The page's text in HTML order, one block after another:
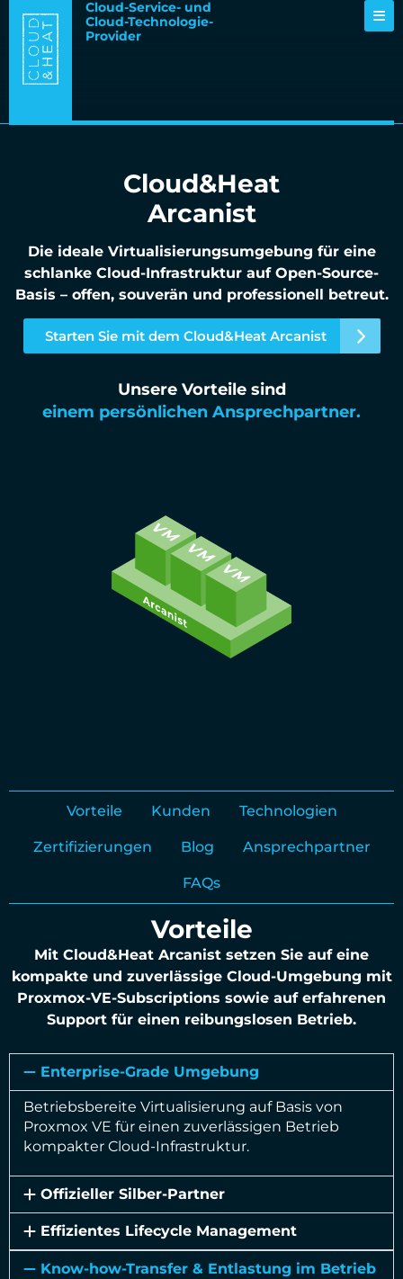
Cloud-Service- und
Cloud-Technologie-
Provider
Cloud&Heat
Arcanist
Die ideale Virtualisierungsumgebung für eine
schlanke Cloud-Infrastruktur auf Open-Source-
Basis – offen, souverän und professionell betreut.
Starten Sie mit dem Cloud&Heat Arcanist
Unsere Vorteile sind
einem persönlichen Ansprechpartner.
Vorteile Kunden Technologien
Zertifizierungen Blog Ansprechpartner
FAQs
Vorteile
Mit Cloud&Heat Arcanist setzen Sie auf eine
kompakte und zuverlässige Cloud-Umgebung mit
Proxmox-VE-Subscriptions sowie auf erfahrenen
Support für einen reibungslosen Betrieb.
Enterprise-Grade Umgebung
Betriebsbereite Virtualisierung auf Basis von
Proxmox VE für einen zuverlässigen Betrieb
kompakter Cloud-Infrastruktur.
Offizieller Silber-Partner
Effizientes Lifecycle Management
Know-how-Transfer & Entlastung im Betrieb